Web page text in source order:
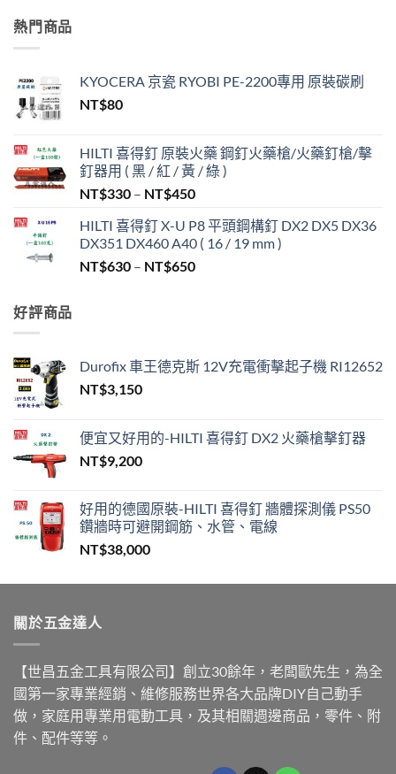
熱門商品
KYOCERA 京瓷 RYOBI PE-2200專用 原裝碳刷
NT$80
HILTI 喜得釘 原裝火藥 鋼釘火藥槍/火藥釘槍/擊
釘器用 ( 黑 / 紅 / 黃 / 綠 )
NT$330 – NT$450價
範
圍：
NT$330
HILTI 喜得釘 X-U P8 平頭鋼構釘 DX2 DX5 DX36
DX351 DX460 A40 ( 16 / 19 mm )
NT$630 – NT$650價
到
NT$650
好評商品
Durofix 車王德克斯 12V充電衝擊起子機 RI12652
NT$3,150
便宜又好用的-HILTI 喜得釘 DX2 火藥槍擊釘器
NT$9,200
好用的德國原裝-HILTI 喜得釘 牆體探測儀 PS50
鑽牆時可避開鋼筋、水管、電線
NT$38,000
關於五金達人
【世昌五金工具有限公司】創立30餘年，老闆歐先生，為全
國第一家專業經銷、維修服務世界各大品牌DIY自己動手
做，家庭用專業用電動工具，及其相關週邊商品，零件、附
件、配件等等。